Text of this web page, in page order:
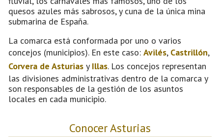
quesos azules más sabrosos, y cuna de la única mina
submarina de España.
La comarca está conformada por uno o varios
concejos (municipios). En este caso: Avilés, Castrillón,
Corvera de Asturias y Illas. Los concejos representan
las divisiones administrativas dentro de la comarca y
son responsables de la gestión de los asuntos
locales en cada municipio.
Conocer Asturias